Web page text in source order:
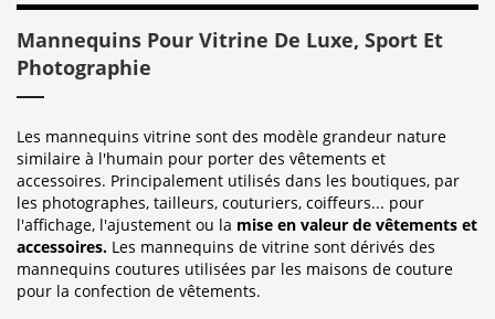
Mannequins Pour Vitrine De Luxe, Sport Et
Photographie
Les mannequins vitrine sont des modèle grandeur nature
similaire à l'humain pour porter des vêtements et
accessoires. Principalement utilisés dans les boutiques, par
les photographes, tailleurs, couturiers, coiffeurs... pour
l'affichage, l'ajustement ou la mise en valeur de vêtements et
accessoires. Les mannequins de vitrine sont dérivés des
mannequins coutures utilisées par les maisons de couture
pour la confection de vêtements.